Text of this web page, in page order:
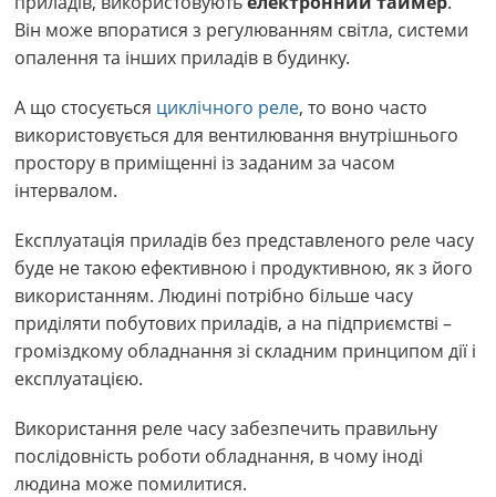
Він може впоратися з регулюванням світла, системи
опалення та інших приладів в будинку.
А що стосується циклічного реле, то воно часто
використовується для вентилювання внутрішнього
простору в приміщенні із заданим за часом
інтервалом.
Експлуатація приладів без представленого реле часу
буде не такою ефективною і продуктивною, як з його
використанням. Людині потрібно більше часу
приділяти побутових приладів, а на підприємстві –
громіздкому обладнання зі складним принципом дії і
експлуатацією.
Використання реле часу забезпечить правильну
послідовність роботи обладнання, в чому іноді
людина може помилитися.